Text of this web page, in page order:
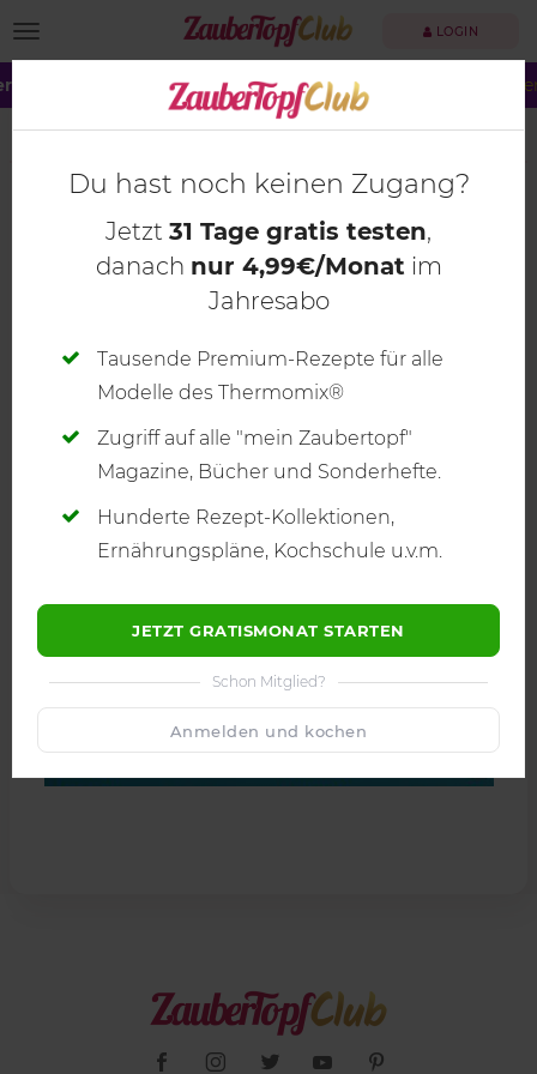
TOGGLE NAVIGATION LOGIN
große Summer Sale! Dein ZauberTopf Club – jetzt 40 %
mein ZauberTopf 02/2017
Du hast noch keinen Zugang?
Jetzt 31 Tage gratis testen,
danach nur 4,99€/Monat im
Jahresabo
Tausende Premium-Rezepte für alle
Modelle des Thermomix®
Zugriff auf alle "mein Zaubertopf"
Magazine, Bücher und Sonderhefte.
Hunderte Rezept-Kollektionen,
Ernährungspläne, Kochschule u.v.m.
JETZT GRATISMONAT STARTEN
Schon Mitglied?
Anmelden und kochen